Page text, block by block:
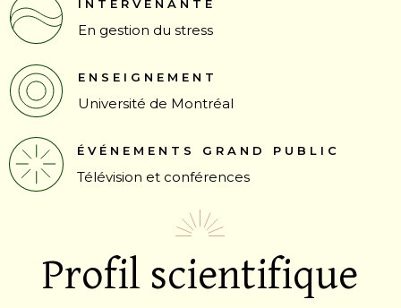
INTERVENANTE
En gestion du stress
ENSEIGNEMENT
Université de Montréal
ÉVÉNEMENTS GRAND PUBLIC
Télévision et conférences
Profil scientifique